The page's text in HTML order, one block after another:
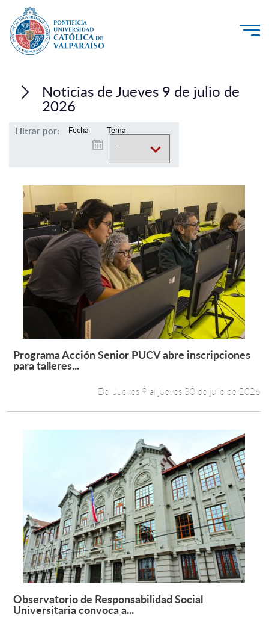
Investigación, Creación e Innovación
Vinculación con el Medio
Admisión
Pregrado
Postgrado
Formación Continua
Estudiantes
Funcionarios
Alumni
Noticias de Jueves 9 de julio de
2026
Filtrar por: Fecha Tema
Leer más +
Programa Acción Senior PUCV abre inscripciones
para talleres...
Del Jueves 9 al jueves 30 de julio de 2026
Leer más +
Observatorio de Responsabilidad Social
Universitaria convoca a...